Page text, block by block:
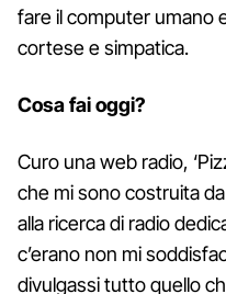
fare il computer umano
cortese e simpatica.
Cosa fai oggi?
Curo una web radio,
che mi sono costruita
alla ricerca di radio
c’erano non mi
divulgassi tutto quello